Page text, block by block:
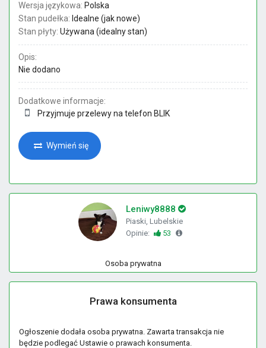
Wersja językowa: Polska
Stan pudełka: Idealne (jak nowe)
Stan płyty: Używana (idealny stan)
Opis:
Nie dodano
Dodatkowe informacje:
Przyjmuje przelewy na telefon BLIK
Wymień się
Leniwy8888
Piaski, Lubelskie
Opinie:
53
Osoba prywatna
Prawa konsumenta
Ogłoszenie dodała osoba prywatna. Zawarta transakcja nie
będzie podlegać Ustawie o prawach konsumenta.